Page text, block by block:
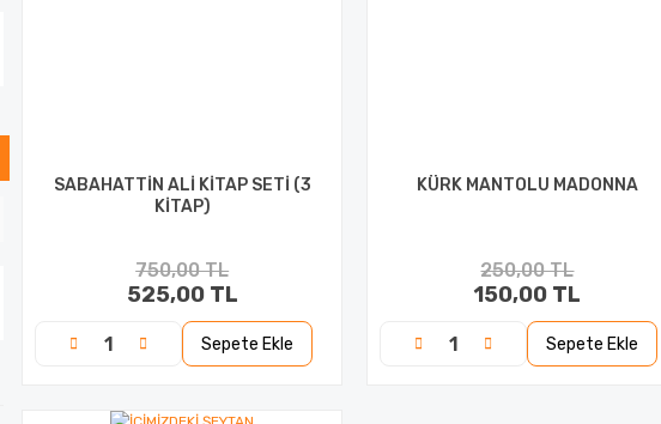
SABAHATTİN ALİ KİTAP SETİ (3
KİTAP)
750,00 TL
525,00 TL
Sepete Ekle
KÜRK MANTOLU MADONNA
250,00 TL
150,00 TL
Sepete Ekle